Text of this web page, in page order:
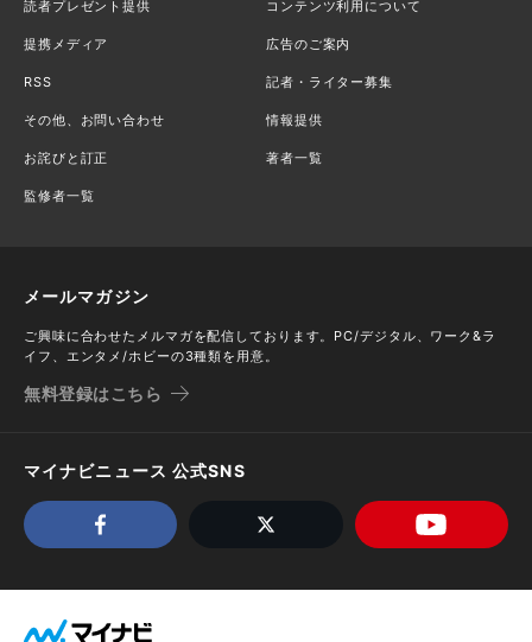
読者プレゼント提供 コンテンツ利用について
提携メディア 広告のご案内
RSS 記者・ライター募集
その他、お問い合わせ 情報提供
お詫びと訂正 著者一覧
監修者一覧
メールマガジン
ご興味に合わせたメルマガを配信しております。PC/デジタル、ワーク&ラ
イフ、エンタメ/ホビーの3種類を用意。
無料登録はこちら
マイナビニュース 公式SNS